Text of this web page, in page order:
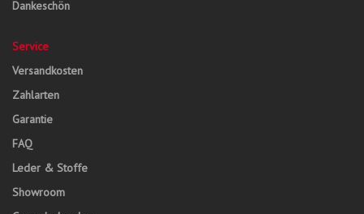
Dankeschön
Service
Versandkosten
Zahlarten
Garantie
FAQ
Leder & Stoffe
Showroom